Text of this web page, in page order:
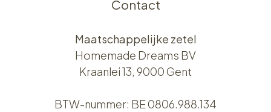
Contact
Maatschappelijke zetel
Homemade Dreams BV
Kraanlei 13, 9000 Gent
BTW-nummer: BE 0806.988.134